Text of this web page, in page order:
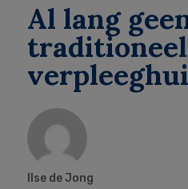
Al lang
traditioneel
Ilse de Jong